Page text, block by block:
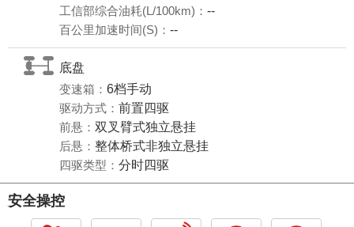
工信部综合油耗(L/100km)： --
百公里加速时间(S)： --
底盘
变速箱： 6档手动
驱动方式： 前置四驱
前悬： 双叉臂式独立悬挂
后悬： 整体桥式非独立悬挂
四驱类型： 分时四驱
安全操控